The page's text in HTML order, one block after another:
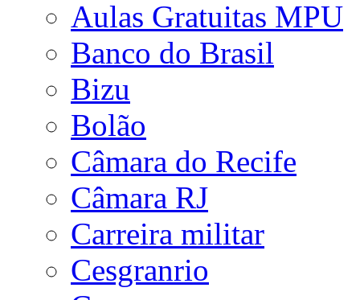
Aulas Gratuitas MPU
Banco do Brasil
Bizu
Bolão
Câmara do Recife
Câmara RJ
Carreira militar
Cesgranrio